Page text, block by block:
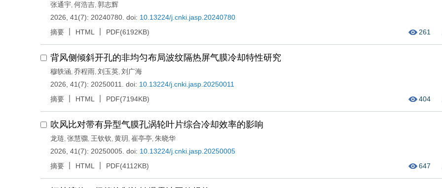
张通宇, 何浩吉, 郭志辉
2026, 41(7): 20240780. doi: 10.13224/j.cnki.jasp.20240780
摘要
HTML PDF(6192KB) 261
背风侧倾斜开孔的非均匀布局波纹隔热屏气膜冷却特性研究
穆轶涵, 乔程雨, 刘玉英, 刘广海
2026, 41(7): 20250011.
doi: 10.13224/j.cnki.jasp.20250011
摘要
HTML PDF(7194KB) 404
吹风比对带有异型气膜孔涡轮叶片综合冷却效率的影响
龙琏, 张慧骝, 王钦钦, 黄玥 , 崔亭亭, 朱晓华
2026, 41(7): 20250005. doi: 10.13224/j.cnki.jasp.20250005
摘要
HTML PDF(4112KB) 647